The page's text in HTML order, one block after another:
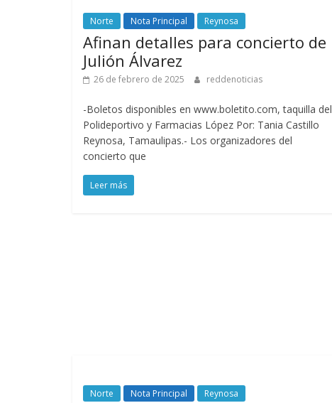
Norte Nota Principal Reynosa
Afinan detalles para concierto de
Julión Álvarez
26 de febrero de 2025 reddenoticias
-Boletos disponibles en www.boletito.com, taquilla del
Polideportivo y Farmacias López Por: Tania Castillo
Reynosa, Tamaulipas.- Los organizadores del
concierto que
Leer más
Norte Nota Principal Reynosa